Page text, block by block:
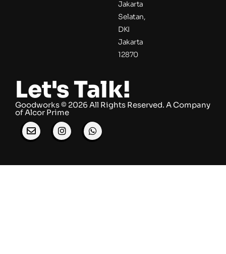
Jakarta
Selatan,
DKI
Jakarta
12870
Let's Talk!
Goodworks © 2026 All Rights Reserved. ​A Company
ofAlcor Prime